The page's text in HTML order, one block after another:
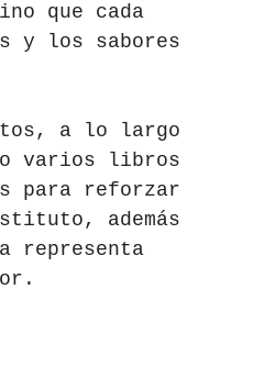
que cada
y los sabores
a lo largo
varios libros
para reforzar
además
representa